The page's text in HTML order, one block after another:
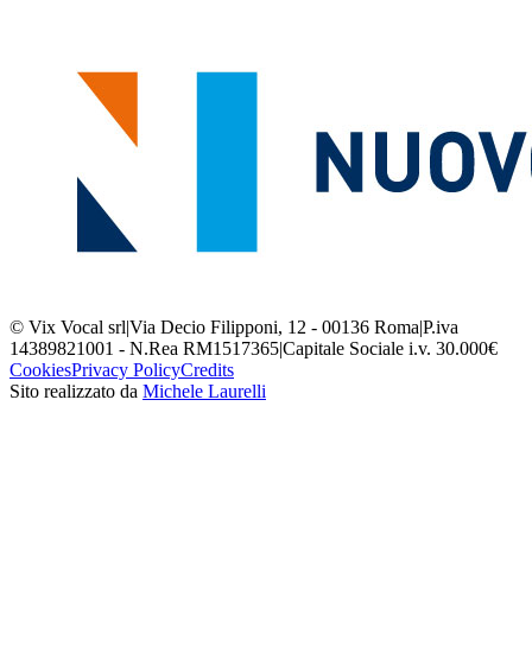
© Vix Vocal srl|Via Decio Filipponi, 12 - 00136 Roma|P.iva
14389821001 - N.Rea RM1517365|Capitale Sociale i.v. 30.000€
CookiesPrivacy PolicyCredits
Sito realizzato da Michele Laurelli